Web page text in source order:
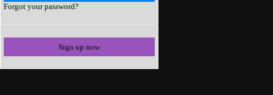
Forgot your password?
Sign up now